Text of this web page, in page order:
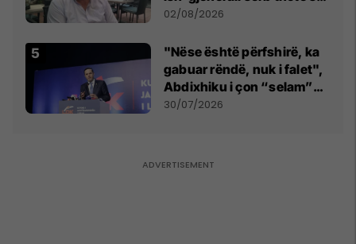
dikush e tradhtoi në
02/08/2026
"Nëse është përfshirë, ka
gabuar rëndë, nuk i falet",
Abdixhiku i çon “selam”
Përparim Ramës
30/07/2026